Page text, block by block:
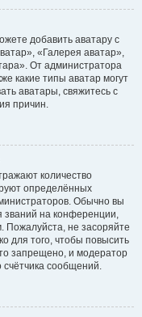
добавить аватару с
«Галерея аватар»,
От администратора
какие типы аватар могут
аватары, свяжитесь с
причин.
количество
определённых
Обычно вы
на конференции,
Пожалуйста, не засоряйте
для того, чтобы повысить
запрещено, и модератор
сообщений.